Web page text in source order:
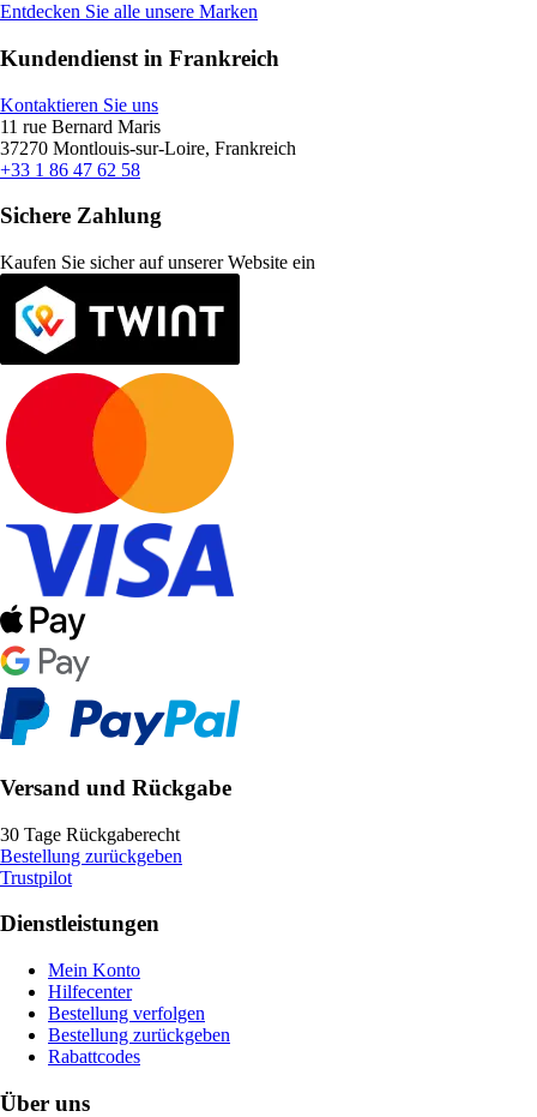
Entdecken Sie alle unsere Marken
Kundendienst in Frankreich
Kontaktieren Sie uns
11 rue Bernard Maris
37270 Montlouis-sur-Loire, Frankreich
+33 1 86 47 62 58
Sichere Zahlung
Kaufen Sie sicher auf unserer Website ein
Versand und Rückgabe
30 Tage Rückgaberecht
Bestellung zurückgeben
Trustpilot
Dienstleistungen
Mein Konto
Hilfecenter
Bestellung verfolgen
Bestellung zurückgeben
Rabattcodes
Über uns